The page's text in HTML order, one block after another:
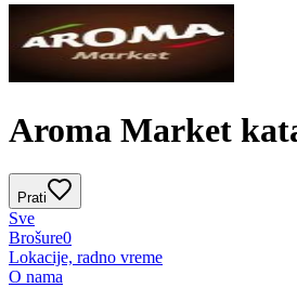
Aroma Market
Prati
Sve
Brošure0
Lokacije, radno vreme
O nama